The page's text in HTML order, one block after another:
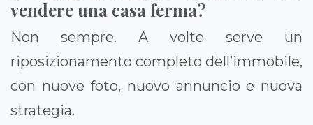
vendere una casa ferma?
Non sempre. A volte serve un
riposizionamento completo dell’immobile,
con nuove foto, nuovo annuncio e nuova
strategia.